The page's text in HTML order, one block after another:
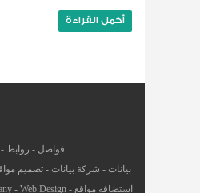
أكمل القراءة
فواصل - روابط
بيانات - شركة بيانات -تصميم
استضافه مواقع -
- Web Design